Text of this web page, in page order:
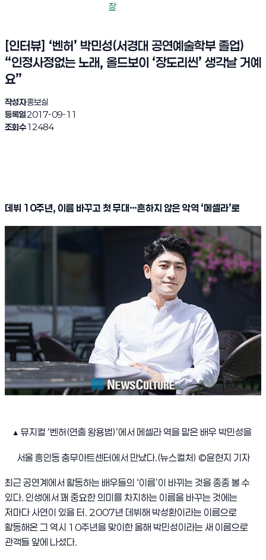
장
[인터뷰] ‘벤허’ 박민성(서경대 공연예술학부 졸업)
“인정사정없는 노래, 올드보이 ‘장도리씬’ 생각날 거예
요”
작성자홍보실
등록일2017-09-11
조회수12484
데뷔 10주년, 이름 바꾸고 첫 무대 …흔하지 않은 악역 ‘메셀라’로
▲ 뮤지컬 ‘벤허 (연출 왕용범)’에서 메셀라 역을 맡은 배우 박민성을
서울 흥인동 충무아트센터에서 만났다.(뉴스컬처) ©윤현지 기자
최근 공연계에서 활동하는 배우들의 ‘이름’이 바뀌는 것을 종종 볼 수
있다. 인생에서 꽤 중요한 의미를 차지하는 이름을 바꾸는 것에는
저마다 사연이 있을 터 . 2007년 데뷔해 박성환이라는 이름으로
활동해온 그 역시 10주년을 맞이한 올해 박민성이라는 새 이름으로
관객들 앞에 나섰다.